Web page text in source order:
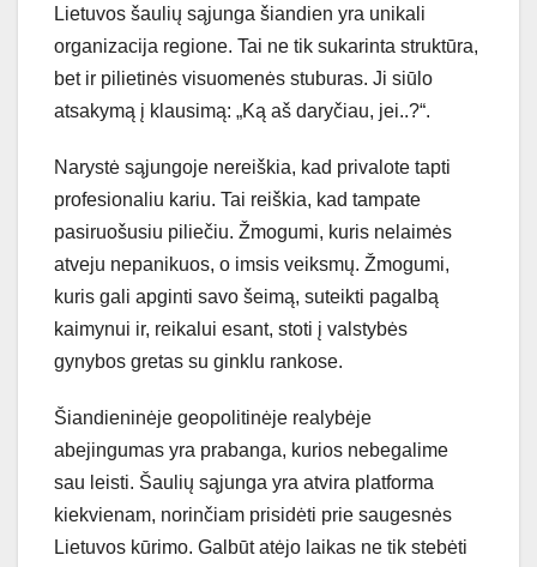
Lietuvos šaulių sąjunga šiandien yra unikali
organizacija regione. Tai ne tik sukarinta struktūra,
bet ir pilietinės visuomenės stuburas. Ji siūlo
atsakymą į klausimą: „Ką aš daryčiau, jei..?“.
Narystė sąjungoje nereiškia, kad privalote tapti
profesionaliu kariu. Tai reiškia, kad tampate
pasiruošusiu piliečiu. Žmogumi, kuris nelaimės
atveju nepanikuos, o imsis veiksmų. Žmogumi,
kuris gali apginti savo šeimą, suteikti pagalbą
kaimynui ir, reikalui esant, stoti į valstybės
gynybos gretas su ginklu rankose.
Šiandieninėje geopolitinėje realybėje
abejingumas yra prabanga, kurios nebegalime
sau leisti. Šaulių sąjunga yra atvira platforma
kiekvienam, norinčiam prisidėti prie saugesnės
Lietuvos kūrimo. Galbūt atėjo laikas ne tik stebėti